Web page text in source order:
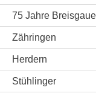
75 Jahre
Zähringen
Herdern
Stühlinger